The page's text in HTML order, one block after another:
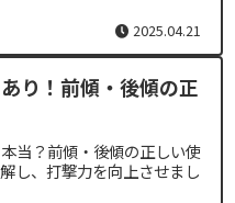
2025.04.21
り！前傾・後傾の正
当？前傾・後傾の正しい使
し、打撃力を向上させまし